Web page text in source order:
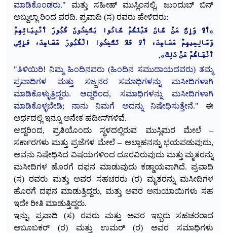
ಮಾಡಿಕೊಂಡರು." ಮತ್ತು ಸಹೀಹ್ ಮುಸ್ಲಿಂನಲ್ಲಿ, ಜುಂದುಬ್ ಬಿನ್
ಅಬ್ದುಲ್ಲಾ ರಿಂದ ವರದಿ. ಪ್ರವಾದಿ (ಸ) ರವರು ಹೇಳಿದರು:
«أَلَا وَإِنَّ مَنْ كَانَ قَبْلَكُمْ كَانُوا يَتَّخِذُونَ قُبُورَ أَنْبِيَائِهِمْ
وَصَالِحِيهِمْ مَسَاجِدَ، أَلَا فَلَا تَتَّخِذُوا الْقُبُورَ مَسَاجِدَ؛ فَإِنِّي
أَنْهَاكُمْ عَنْ ذَلِكَ».
"ತಿಳಿಯಿರಿ! ನಿಮ್ಮ ಹಿಂದಿನವರು (ಹಿಂದಿನ ಸಮುದಾಯದವರು) ತಮ್ಮ
ಪ್ರವಾದಿಗಳ ಮತ್ತು ಸಜ್ಜನರ ಸಮಾಧಿಗಳನ್ನು ಮಸೀದಿಗಳಾಗಿ
ಮಾಡಿಕೊಳ್ಳುತ್ತಿದ್ದರು. ಆದ್ದರಿಂದ, ಸಮಾಧಿಗಳನ್ನು ಮಸೀದಿಗಳಾಗಿ
ಮಾಡಿಕೊಳ್ಳಬೇಡಿ; ನಾನು ನಿಮಗೆ ಅದನ್ನು ನಿಷೇಧಿಸುತ್ತೇನೆ." ಈ
ಅರ್ಥದಲ್ಲಿ ಇನ್ನೂ ಅನೇಕ ಹದೀಸ್‌ಗಳಿವೆ.
ಆದ್ದರಿಂದ, ಪ್ರತಿಯೊಂದು ಸ್ಥಳದಲ್ಲಿರುವ ಮುಸ್ಲಿಮರ ಮೇಲೆ –
ಸರ್ಕಾರಗಳು ಮತ್ತು ಪ್ರಜೆಗಳ ಮೇಲೆ – ಅಲ್ಲಾಹನನ್ನು ಭಯಪಡುವುದು,
ಅವನು ನಿಷೇಧಿಸಿದ ವಿಷಯಗಳಿಂದ ದೂರವಿರುವುದು ಮತ್ತು ಮೃತರನ್ನು
ಮಸೀದಿಗಳ ಹೊರಗೆ ದಫನ ಮಾಡುವುದು ಕಡ್ಡಾಯವಾಗಿದೆ. ಪ್ರವಾದಿ
(ಸ) ರವರು ಮತ್ತು ಅವರ ಸಹಚರರು (ರ) ಮೃತರನ್ನು ಮಸೀದಿಗಳ
ಹೊರಗೆ ದಫನ ಮಾಡುತ್ತಿದ್ದರು, ಮತ್ತು ಅವರ ಅನುಯಾಯಿಗಳು ಸಹ
ಇದೇ ರೀತಿ ಮಾಡುತ್ತಿದ್ದರು.
ಇನ್ನು, ಪ್ರವಾದಿ (ಸ) ರವರು ಮತ್ತು ಅವರ ಇಬ್ಬರು ಸಹಚರರಾದ
ಅಬೂಬಕರ್ (ರ) ಮತ್ತು ಉಮರ್ (ರ) ಅವರ ಸಮಾಧಿಗಳು